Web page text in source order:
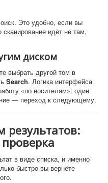
Это удобно, если вы
идёт не там,
диском
выбрать другой том в
Search. Логика интерфейса
«по носителям»: один
— переход к следующему.
результатов:
в виде списка, и именно
быстро вы вернёте